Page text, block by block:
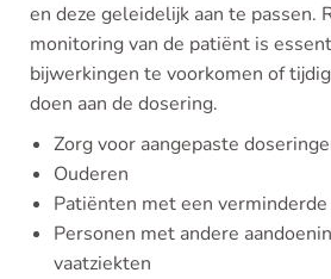
en deze geleidelijk aan te passen.
monitoring van de patiënt is
bijwerkingen te voorkomen of
doen aan de dosering.
Zorg voor aangepaste
Ouderen
Patiënten met een
Personen met andere
vaatziekten